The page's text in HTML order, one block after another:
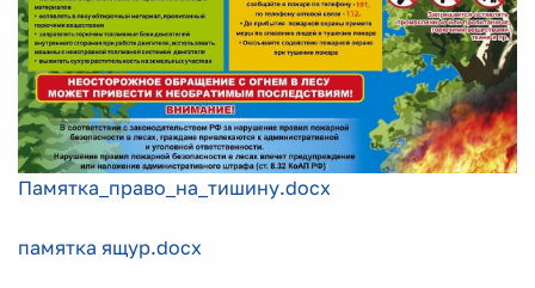
Памятка_право_на_тишину.docx
памятка ящур.docx